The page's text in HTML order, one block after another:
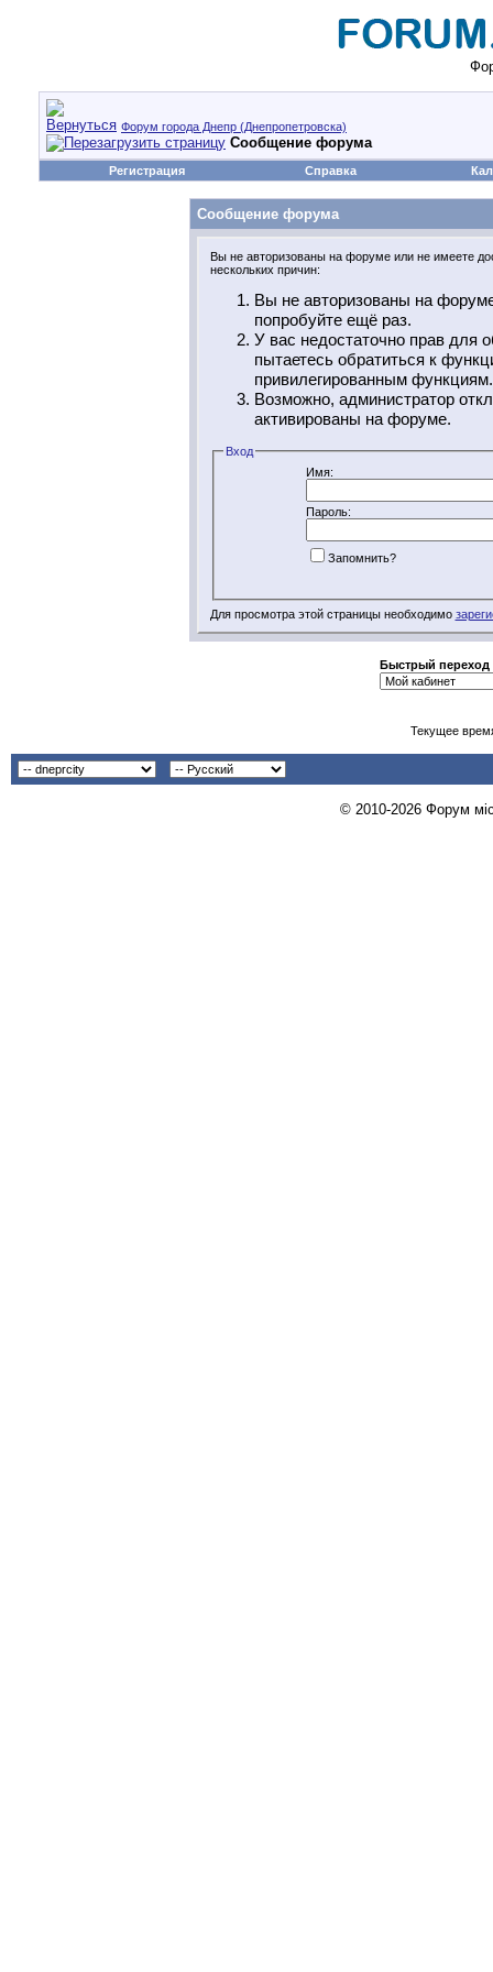
Форум города Днепр (Днепропетровска)
Сообщение форума
Регистрация Справка
Сообщение форума
Вы не авторизованы на форуме или не имеете
нескольких причин:
Вы не авторизованы на
попробуйте ещё раз.
У вас недостаточно прав для
пытаетесь обратиться к
привилегированным функциям.
Возможно, администратор
активированы на форуме.
Вход
Имя:
Пароль:
Запомнить?
Для просмотра этой страницы необходимо
Быстрый переход
Текущее
© 2010-2026 Форум